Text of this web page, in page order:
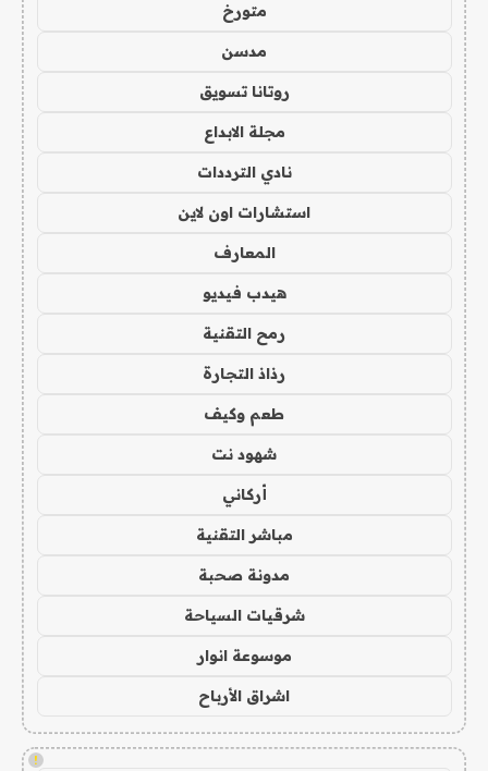
متورخ
مدسن
روتانا تسويق
مجلة الابداع
نادي الترددات
استشارات اون لاين
المعارف
هيدب فيديو
رمح التقنية
رذاذ التجارة
طعم وكيف
شهود نت
أركاني
مباشر التقنية
مدونة صحبة
شرقيات السياحة
موسوعة انوار
اشراق الأرباح
!